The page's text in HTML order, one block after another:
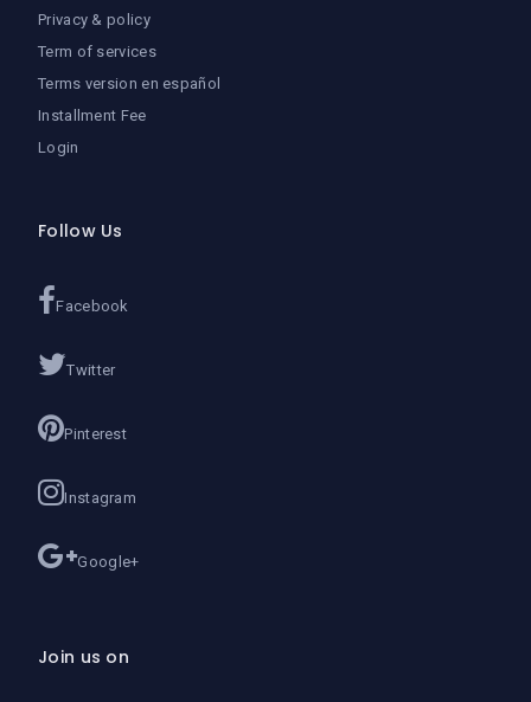
Privacy & policy
Term of services
Terms version en español
Installment Fee
Login
Follow Us
Facebook
Twitter
Pinterest
Instagram
Google+
Join us on